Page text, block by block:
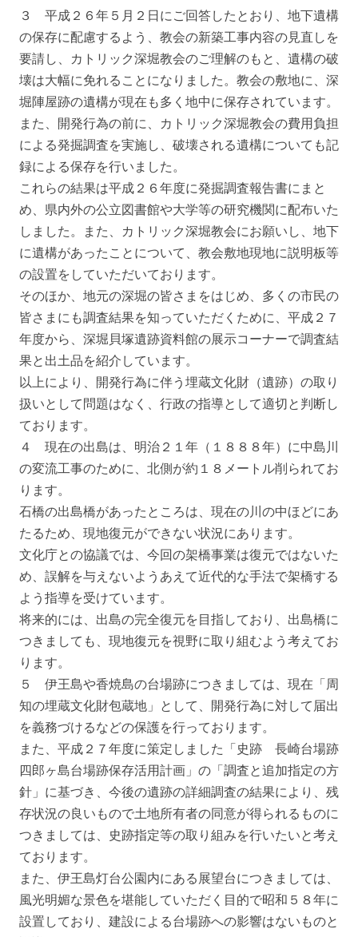
３ 平成２６年５月２日にご回答したとおり、地下遺構
の保存に配慮するよう、教会の新築工事内容の見直しを
要請し、カトリック深堀教会のご理解のもと、遺構の破
壊は大幅に免れることになりました。教会の敷地に、深
堀陣屋跡の遺構が現在も多く地中に保存されています。
また、開発行為の前に、カトリック深堀教会の費用負担
による発掘調査を実施し、破壊される遺構についても記
録による保存を行いました。
これらの結果は平成２６年度に発掘調査報告書にまと
め、県内外の公立図書館や大学等の研究機関に配布いた
しました。また、カトリック深堀教会にお願いし、地下
に遺構があったことについて、教会敷地現地に説明板等
の設置をしていただいております。
そのほか、地元の深堀の皆さまをはじめ、多くの市民の
皆さまにも調査結果を知っていただくために、平成２７
年度から、深堀貝塚遺跡資料館の展示コーナーで調査結
果と出土品を紹介しています。
以上により、開発行為に伴う埋蔵文化財（遺跡）の取り
扱いとして問題はなく、行政の指導として適切と判断し
ております。
４ 現在の出島は、明治２１年（１８８８年）に中島川
の変流工事のために、北側が約１８メートル削られてお
ります。
石橋の出島橋があったところは、現在の川の中ほどにあ
たるため、現地復元ができない状況にあります。
文化庁との協議では、今回の架橋事業は復元ではないた
め、誤解を与えないようあえて近代的な手法で架橋する
よう指導を受けています。
将来的には、出島の完全復元を目指しており、出島橋に
つきましても、現地復元を視野に取り組むよう考えてお
ります。
５ 伊王島や香焼島の台場跡につきましては、現在「周
知の埋蔵文化財包蔵地」として、開発行為に対して届出
を義務づけるなどの保護を行っております。
また、平成２７年度に策定しました「史跡 長崎台場跡
四郎ヶ島台場跡保存活用計画」の「調査と追加指定の方
針」に基づき、今後の遺跡の詳細調査の結果により、残
存状況の良いもので土地所有者の同意が得られるものに
つきましては、史跡指定等の取り組みを行いたいと考え
ております。
また、伊王島灯台公園内にある展望台につきましては、
風光明媚な景色を堪能していただく目的で昭和５８年に
設置しており、建設による台場跡への影響はないものと